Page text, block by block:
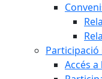
Participació
Accés